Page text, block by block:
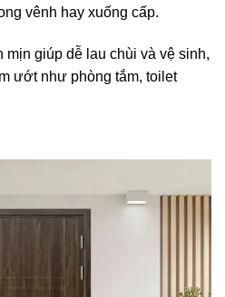
vênh hay xuống cấp.
mịn giúp dễ lau chùi và vệ sinh,
ướt như phòng tắm, toilet